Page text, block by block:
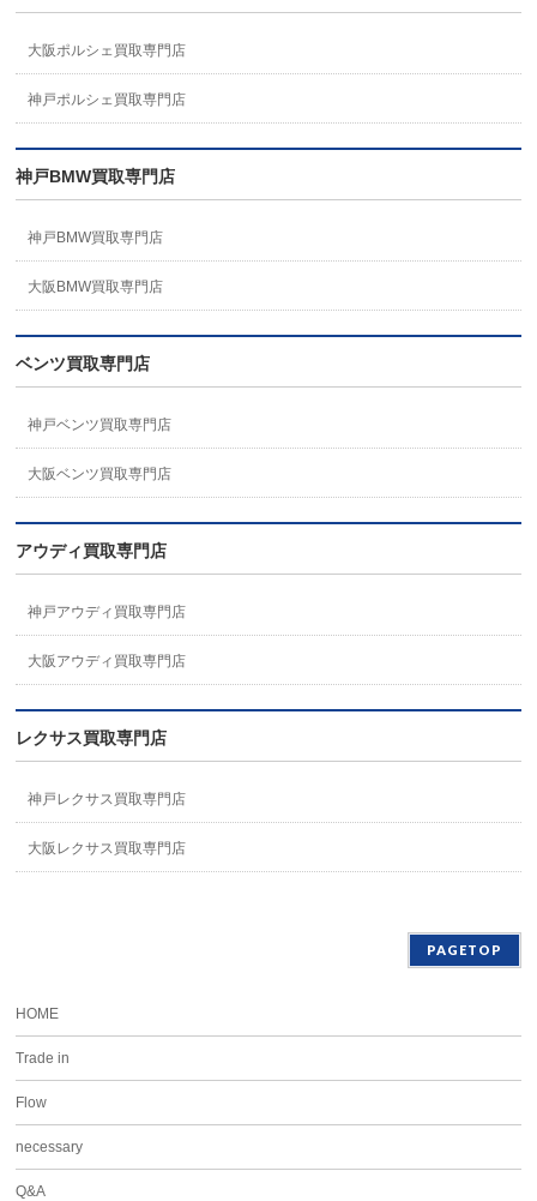
大阪ポルシェ買取専門店
神戸ポルシェ買取専門店
神戸BMW買取専門店
神戸BMW買取専門店
大阪BMW買取専門店
ベンツ買取専門店
神戸ベンツ買取専門店
大阪ベンツ買取専門店
アウディ買取専門店
神戸アウディ買取専門店
大阪アウディ買取専門店
レクサス買取専門店
神戸レクサス買取専門店
大阪レクサス買取専門店
PAGETOP
HOME
Trade in
Flow
necessary
Q&A